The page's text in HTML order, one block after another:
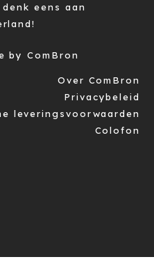
eens aan
by ComBron
Over ComBron
Privacybeleid
leveringsvoorwaarden
Colofon